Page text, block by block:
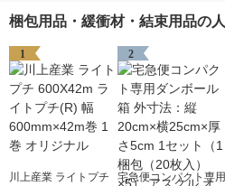
梱包用品・緩衝材・結束用品の
1
川上産業 ライトプチ
2
宅急便コンパクト専用